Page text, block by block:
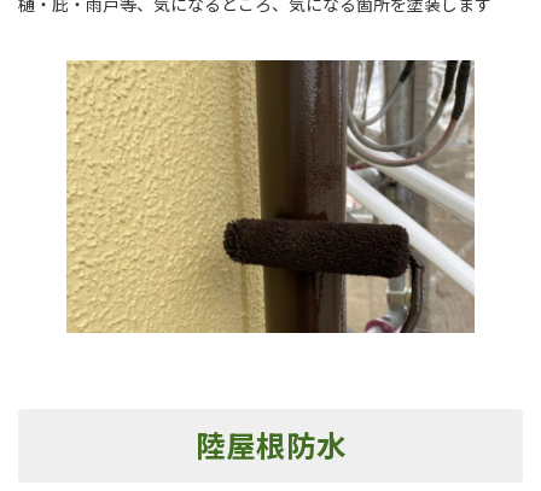
樋・庇・雨戸等、気になるところ、気になる箇所を塗装します
陸屋根防水